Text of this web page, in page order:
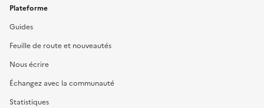
Plateforme
Guides
Feuille de route et nouveautés
Nous écrire
Échangez avec la communauté
Statistiques